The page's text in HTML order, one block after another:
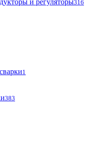
и регуляторы316
1
383